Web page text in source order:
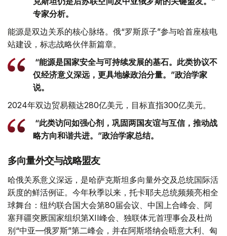
专家分析。
能源是双边关系的核心脉络。俄“罗斯原子”参与哈首座核电
站建设，标志战略伙伴新篇章。
“能源是国家安全与可持续发展的基石。此类协议不
仅经济意义深远，更具地缘政治分量。”政治学家
说。
2024年双边贸易额达280亿美元，目标直指300亿美元。
“此类访问如强心剂，巩固两国友谊与互信，推动战
略方向和谐共进。”政治学家总结。
多向量外交与战略盟友
哈俄关系意义深远，是哈萨克斯坦多向量外交及总统国际活
跃度的鲜活例证。今年秋季以来，托卡耶夫总统频频亮相全
球舞台：纽约联合国大会第80届会议、中国上合峰会、阿
塞拜疆突厥国家组织第XII峰会、独联体元首理事会及杜尚
别“中亚—俄罗斯”第二峰会，并在阿斯塔纳会晤意大利、匈